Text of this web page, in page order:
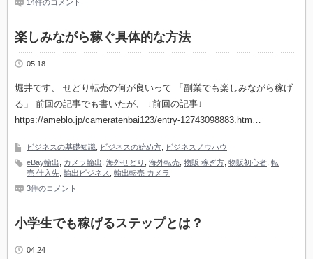
14件のコメント
楽しみながら稼ぐ具体的な方法
05.18
堀井です、 せどり転売の何が良いって 「副業でも楽しみながら稼げ
る」 前回の記事でも書いたが、 ↓前回の記事↓
https://ameblo.jp/cameratenbai123/entry-12743098883.htm…
ビジネスの基礎知識 ビジネスの始め方
ビジネスノウハウ
eBay輸出
カメラ輸出 海外せどり 海外転売 物販 稼ぎ方 物販初心者 転
売 仕入先 輸出ビジネス
輸出転売 カメラ
3件のコメント
小学生でも稼げるステップとは？
04.24